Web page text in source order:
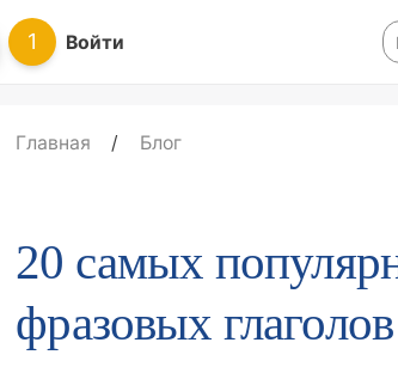
1 Войти
Главная / Блог
20 самых
фразовых глаголов